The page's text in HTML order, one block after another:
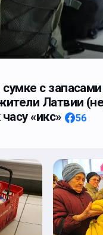
сумке с
Латвии
«икс»
56